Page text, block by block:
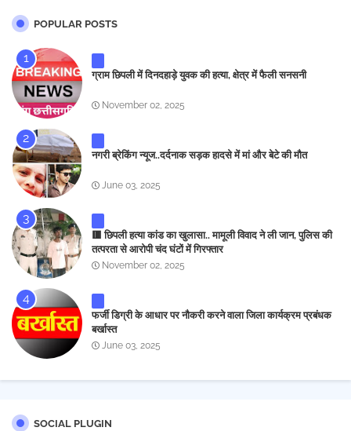
POPULAR POSTS
ग्राम छिपली में दिनदहाड़े युवक की हत्या, क्षेत्र में फैली सनसनी
November 02, 2025
नगरी ब्रेकिंग न्यूज..दर्दनाक सड़क हादसे में मां और बेटे की मौत
June 03, 2025
🟥 छिपली हत्या कांड का खुलासा.. मामूली विवाद ने ली जान, पुलिस की
तत्परता से आरोपी चंद घंटों में गिरफ्तार
November 02, 2025
फर्जी डिग्री के आधार पर नौकरी करने वाला जिला कार्यक्रम प्रबंधक
बर्खास्त
June 03, 2025
SOCIAL PLUGIN